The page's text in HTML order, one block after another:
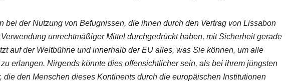
bei der Nutzung von Befugnissen, die ihnen durch den Vertrag von Lissabon
unrechtmäßiger Mittel durchgedrückt haben, mit Sicherheit gerade
auf der Weltbühne und innerhalb der EU alles, was Sie können, um alle
erlangen. Nirgends könnte dies offensichtlicher sein, als bei ihrem jüngsten
die den Menschen dieses Kontinents durch die europäischen Institutionen